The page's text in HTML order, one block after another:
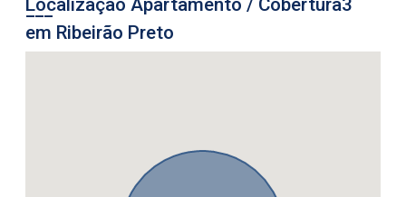
em Ribeirão Preto